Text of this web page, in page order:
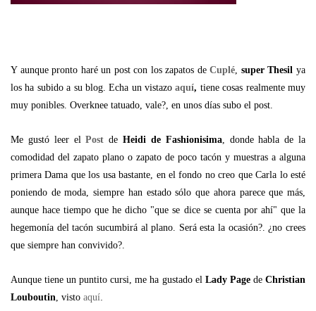
Y aunque pronto haré un post con los zapatos deCuplé super Thesil ya
los ha subido a su blog. Echa un vistazoaquí, tiene cosas realmente muy
muy ponibles. Overknee tatuado, vale?, en unos días subo el post.
Me gustó leer elPost deHeidi de Fashionisima, donde habla de la
comodidad del zapato plano o zapato de poco tacón y muestras a alguna
primera Dama que los usa bastante, en el fondo no creo que Carla lo esté
poniendo de moda, siempre han estado sólo que ahora parece que más,
aunque hace tiempo que he dicho "que se dice se cuenta por ahí" que la
hegemonía del tacón sucumbirá al plano. Será esta la ocasión?. ¿no crees
que siempre han convivido?.
Aunque tiene un puntito cursi, me ha gustado el Lady PagedeChristian
Louboutin , visto aquí.